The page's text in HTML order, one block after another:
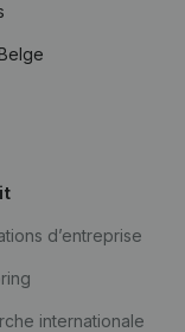
d’entreprise
internationale